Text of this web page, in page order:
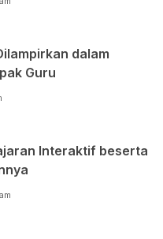
dalam
Guru
Interaktif beserta